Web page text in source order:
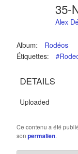
Alex
Album:
Rodéos
Étiquettes:
DETAILS
Uploaded
Ce contenu a été
sonpermalien.